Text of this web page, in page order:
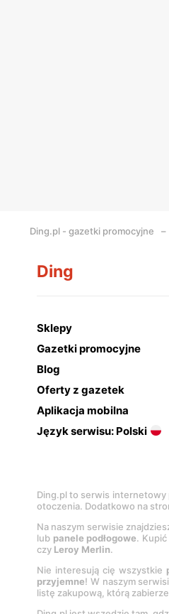
Ding.pl - gazetki promocyjne
Ding
Sklepy
Gazetki promocyjne
Blog
Oferty z gazetek
Aplikacja mobilna
Język serwisu: Polski
Ding.pl to serwis
otoczenia. Dodatkowo na
Na naszym serwisie
lub panele podłogowe. Kupić
czy Leroy Merlin.
Nie interesują cię wszystkie
przyjemne! W naszym
listę zakupową, którą